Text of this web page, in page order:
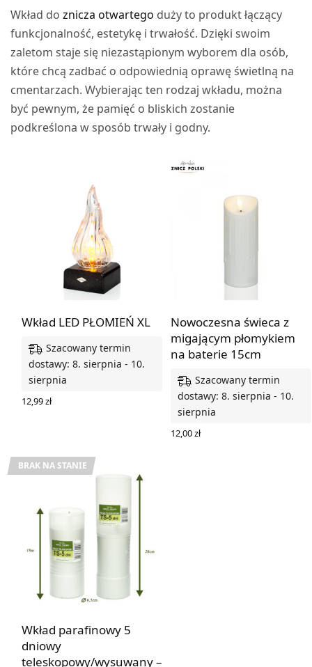
Wkład doznicza otwartego duży to produkt łączący
funkcjonalność, estetykę i trwałość. Dzięki swoim
zaletom staje się niezastąpionym wyborem dla osób,
które chcą zadbać o odpowiednią oprawę świetlną na
cmentarzach. Wybierając ten rodzaj wkładu, można
być pewnym, że pamięć o bliskich zostanie
podkreślona w sposób trwały i godny.
Wkład LED PŁOMIEŃ XL
Szacowany termin
dostawy: 8. sierpnia - 10.
sierpnia
12,99zł
Nowoczesna świeca z
migającym płomykiem
na baterie 15cm
Szacowany termin
dostawy: 8. sierpnia - 10.
sierpnia
12,00zł
BRAK NA STANIE
Wkład parafinowy 5
dniowy
teleskopowy/wysuwany –